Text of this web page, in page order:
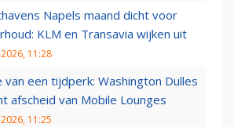
Napels maand dicht voor
KLM en Transavia wijken uit
11:28
van een tijdperk: Washington Dulles
afscheid van Mobile Lounges
11:25